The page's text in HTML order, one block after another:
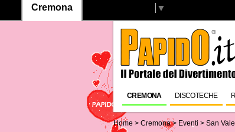
Cremona ▼
CREMONA DISCOTECHE
Home > Cremona> Eventi > San